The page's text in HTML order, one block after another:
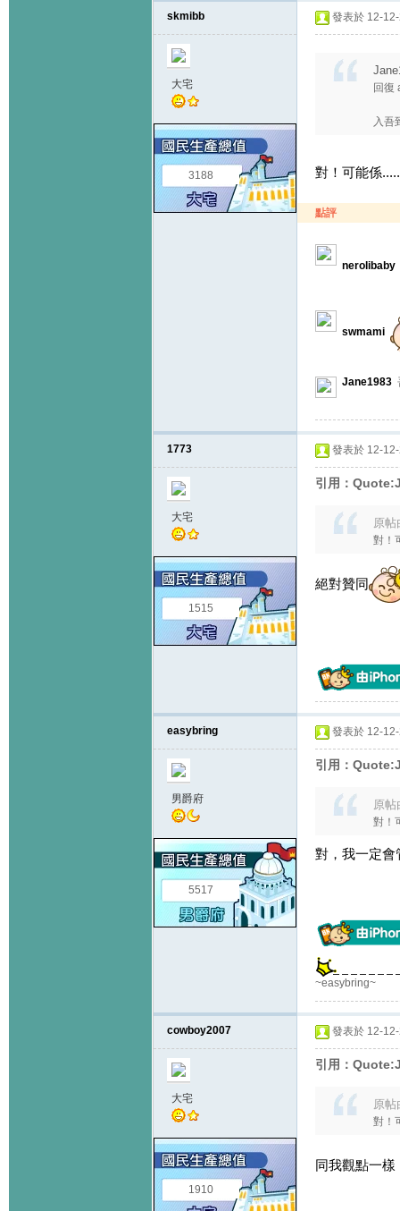
skmibb
大宅
3188
發表於 12-
回復
入吾
對！可能係
點評
nerolibaby
swmami
Jane1983
1773
大宅
1515
發表於 12-
引用：
原
對！
絕對贊同
easybring
男爵府
5517
發表於 12-
引用：
原
對！
對，我一定會
~easybring~
cowboy2007
大宅
1910
發表於 12-
引用：
原
對！
同我觀點一